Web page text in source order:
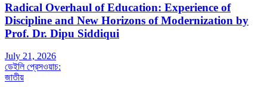
Radical Overhaul of Education: Experience of
Discipline and New Horizons of Modernization by
Prof. Dr. Dipu Siddiqui
July 21, 2026
ডেইলি প্রেসওয়াচ:
জাতীয়